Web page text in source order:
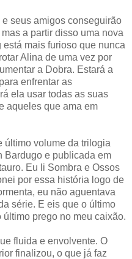
seus amigos conseguirão
a partir disso uma nova
mais furioso que nunca
Alina de uma vez por
a Dobra. Estará a
enfrentar as
ela usar todas as suas
aqueles que ama em
último volume da trilogia
Bardugo e publicada em
Eu li Sombra e Ossos
por essa história logo de
eu não aguentava
série. E eis que o último
prego no meu caixão.
fluida e envolvente. O
finalizou, o que já faz